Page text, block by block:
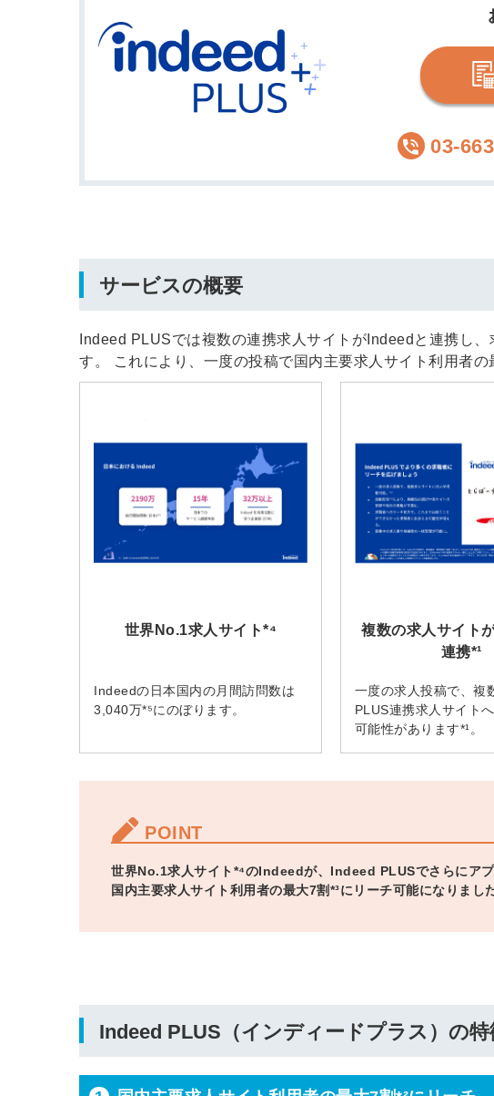
03-
サービスの概要
Indeed PLUSでは複数の連携求人サイトがIndeedと連携し
す。 これにより、一度の投稿で国内主要求人サイト利用者の
世界No.1求人サイト*⁴
Indeedの日本国内の月間訪問数は
3,040万*⁵にのぼります。
複数の求人サイト
連携*¹
一度の求人投稿で、複
PLUS連携求人サイト
可能性があります*¹。
POINT
世界No.1求人サイト*⁴のIndeedが、Indeed PLUSでさらにアプ
国内主要求人サイト利用者の最大7割*³にリーチ可能になりました
Indeed PLUS（インディードプラス）の特
ログイン
会員登録はこちら
ログイン
秒
メー
※ログ
利用規